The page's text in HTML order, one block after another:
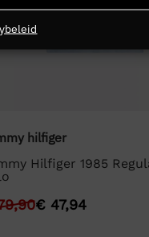
hilfiger
Hilfiger 1985
€ 47,94